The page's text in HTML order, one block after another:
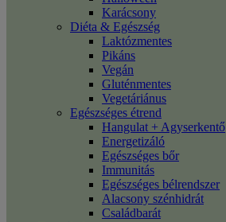
Karácsony
Diéta & Egészség
Laktózmentes
Pikáns
Vegán
Gluténmentes
Vegetáriánus
Egészséges étrend
Hangulat + Agyserkentő
Energetizáló
Egészséges bőr
Immunitás
Egészséges bélrendszer
Alacsony szénhidrát
Családbarát